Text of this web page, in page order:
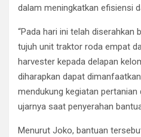
dalam meningkatkan efisiensi
“Pada hari ini telah diserahkan
tujuh unit traktor roda empat
harvester kepada delapan
diharapkan dapat
mendukung kegiatan pertanian
ujarnya saat penyerahan
Menurut Joko, bantuan